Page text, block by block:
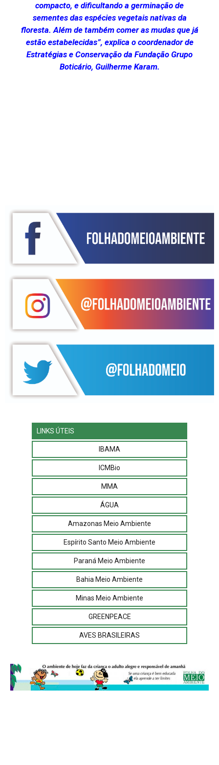
compacto, e dificultando a germinação de
sementes das espécies vegetais nativas da
floresta. Além de também comer as mudas que já
estão estabelecidas”, explica o coordenador de
Estratégias e Conservação da Fundação Grupo
Boticário, Guilherme Karam.
LINKS ÚTEIS
IBAMA
ICMBio
MMA
ÁGUA
Amazonas Meio Ambiente
Espírito Santo Meio Ambiente
Paraná Meio Ambiente
Bahia Meio Ambiente
Minas Meio Ambiente
GREENPEACE
AVES BRASILEIRAS